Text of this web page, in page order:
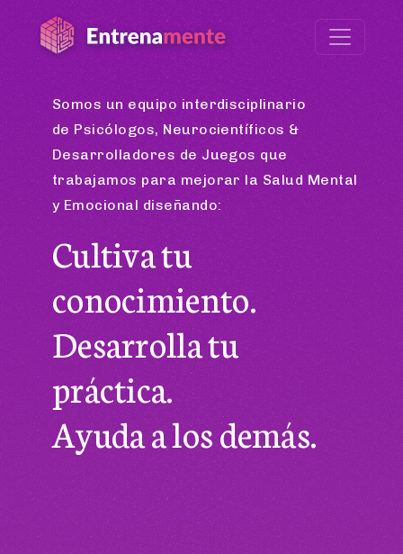
Somos un equipo interdisciplinario
de Psicólogos, Neurocientíficos &
Desarrolladores de Juegos que
trabajamos para mejorar la Salud Mental
y Emocional diseñando:
Cultiva tu
conocimiento.
Desarrolla tu
práctica.
Ayuda a los demás.